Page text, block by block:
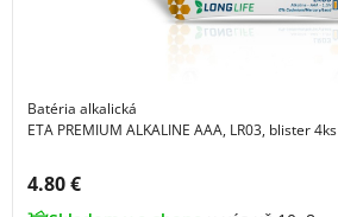
Batéria alkalická
ETA PREMIUM ALKALINE AAA, LR03, blister 4ks
Cena s DPH:
4.80 €